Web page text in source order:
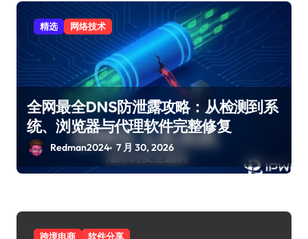
精选 网络技术
全网最全DNS防泄露攻略：从检测到系
统、浏览器与代理软件完整修复
Redman2024 7 月 30, 2026
跨境电商 软件分享